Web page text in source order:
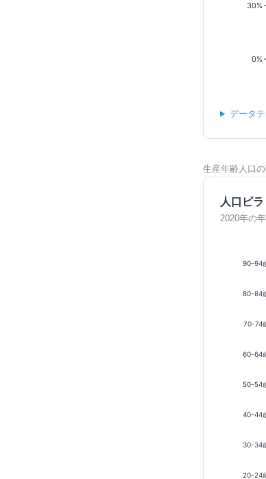
0%
30%
データ
生産年齢人口
人口ピ
2020年の
90-94
80-84
70-74
60-64
50-54
40-44
30-34
20-24